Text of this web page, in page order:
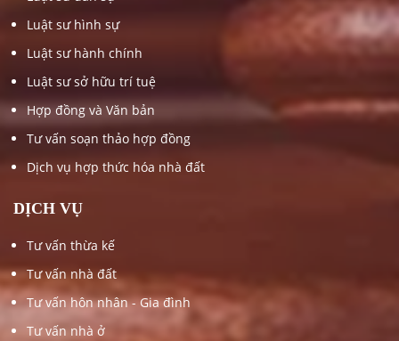
Luật sư hình sự
Luật sư hành chính
Luật sư sở hữu trí tuệ
Hợp đồng và Văn bản
Tư vấn soạn thảo hợp đồng
Dịch vụ hợp thức hóa nhà đất
DỊCH VỤ
Tư vấn thừa kế
Tư vấn nhà đất
Tư vấn hôn nhân - Gia đình
Tư vấn nhà ở